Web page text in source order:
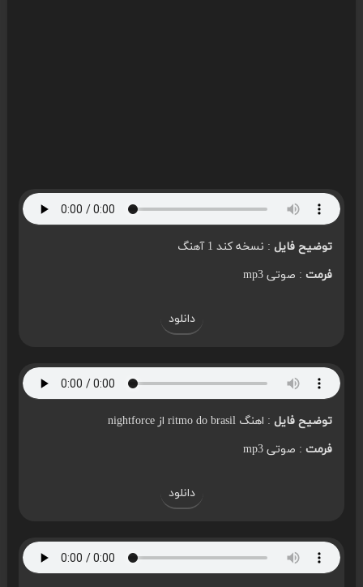
توضیح فایل: نسخه کند 1 آهنگ
فرمت: صوتی mp3
دانلود
توضیح فایل: اهنگ ritmo do brasil از nightforce
فرمت: صوتی mp3
دانلود